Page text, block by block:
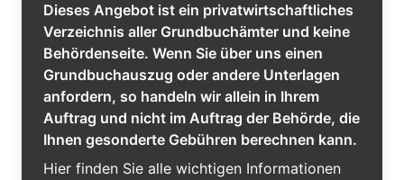
Dieses Angebot ist ein privatwirtschaftliches
Verzeichnis aller Grundbuchämter und keine
Behördenseite. Wenn Sie über uns einen
Grundbuchauszug oder andere Unterlagen
anfordern, so handeln wir allein in Ihrem
Auftrag und nicht im Auftrag der Behörde, die
Ihnen gesonderte Gebühren berechnen kann.
Hier finden Sie alle wichtigen Informationen